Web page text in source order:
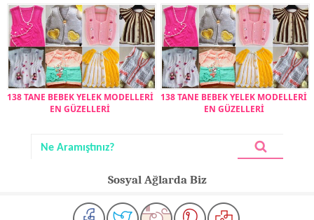
138 TANE BEBEK YELEK MODELLERİ
EN GÜZELLERİ
138 TANE BEBEK YELEK MODELLERİ
EN GÜZELLERİ
Sosyal Ağlarda Biz